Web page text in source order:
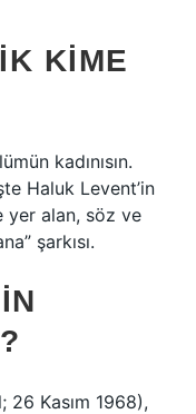
KIME
kadınısın.
Haluk Levent’in
yer alan, söz ve
şarkısı.
26 Kasım 1968),